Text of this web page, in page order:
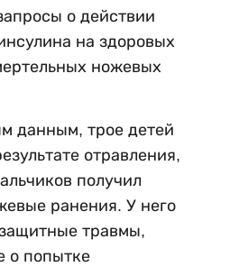
о действии
на здоровых
ножевых
данным, трое детей
отравления,
получил
ранения. У него
травмы,
о попытке